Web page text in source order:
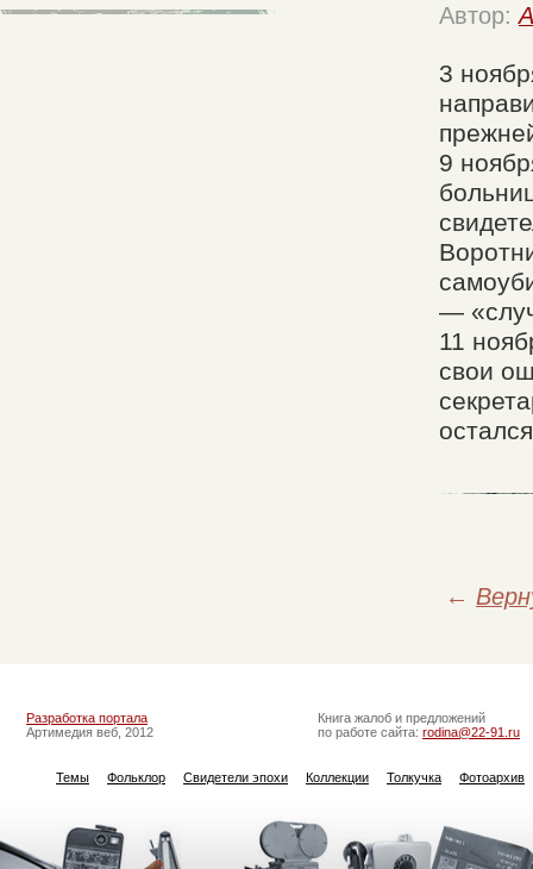
Автор:
3
9
—
11
свои
←
Разработка портала
Артимедия веб, 2012
Книга жалоб и предложений
по работе сайта: rodina@22-91.ru
Темы Фольклор Свидетели эпохи Коллекции Толкучка Фотоархив